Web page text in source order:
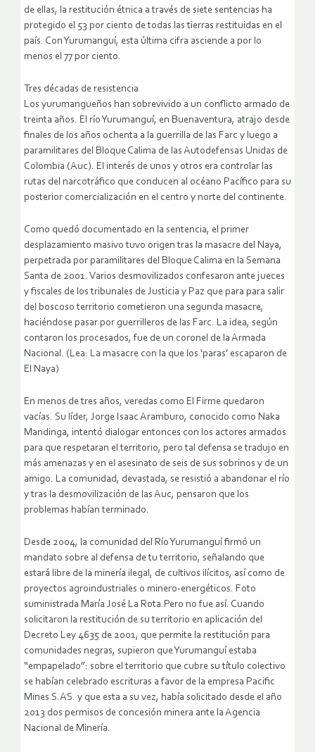
de ellas, la restitución étnica a través de siete sentencias ha
protegido el 53 por ciento de todas las tierras restituidas en el
país. Con Yurumanguí, esta última cifra asciende a por lo
menos el 77 por ciento.
Tres décadas de resistencia
Los yurumangueños han sobrevivido a un conflicto armado de
treinta años. El río Yurumanguí, en Buenaventura, atrajo desde
finales de los años ochenta a la guerrilla de las Farc y luego a
paramilitares del Bloque Calima de las Autodefensas Unidas de
Colombia (Auc). El interés de unos y otros era controlar las
rutas del narcotráfico que conducen al océano Pacífico para su
posterior comercialización en el centro y norte del continente.
Como quedó documentado en la sentencia, el primer
desplazamiento masivo tuvo origen tras la masacre del Naya,
perpetrada por paramilitares del Bloque Calima en la Semana
Santa de 2001. Varios desmovilizados confesaron ante jueces
y fiscales de los tribunales de Justicia y Paz que para para salir
del boscoso territorio cometieron una segunda masacre,
haciéndose pasar por guerrilleros de las Farc. La idea, según
contaron los procesados, fue de un coronel de la Armada
Nacional. (Lea: La masacre con la que los ‘paras’ escaparon de
El Naya)
En menos de tres años, veredas como El Firme quedaron
vacías. Su líder, Jorge Isaac Aramburo, conocido como Naka
Mandinga, intentó dialogar entonces con los actores armados
para que respetaran el territorio, pero tal defensa se tradujo en
más amenazas y en el asesinato de seis de sus sobrinos y de un
amigo. La comunidad, devastada, se resistió a abandonar el río
y tras la desmovilización de las Auc, pensaron que los
problemas habían terminado.
Desde 2004, la comunidad del Río Yurumanguí firmó un
mandato sobre al defensa de tu territorio, señalando que
estará libre de la minería ilegal, de cultivos ilícitos, así como de
proyectos agroindustriales o minero-energéticos. Foto
suministrada María José La Rota.Pero no fue así. Cuando
solicitaron la restitución de su territorio en aplicación del
Decreto Ley 4635 de 2001, que permite la restitución para
comunidades negras, supieron que Yurumanguí estaba
“empapelado”: sobre el territorio que cubre su título colectivo
se habían celebrado escrituras a favor de la empresa Pacific
Mines S.AS. y que esta a su vez, había solicitado desde el año
2013 dos permisos de concesión minera ante la Agencia
Nacional de Minería.